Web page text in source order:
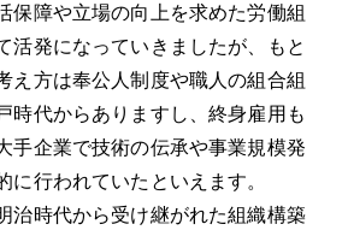
保障や立場の向上を求めた労働組
活発になっていきましたが、もと
え方は奉公人制度や職人の組合組
時代からありますし、終身雇用も
手企業で技術の伝承や事業規模発
に行われていたといえます。
治時代から受け継がれた組織構築